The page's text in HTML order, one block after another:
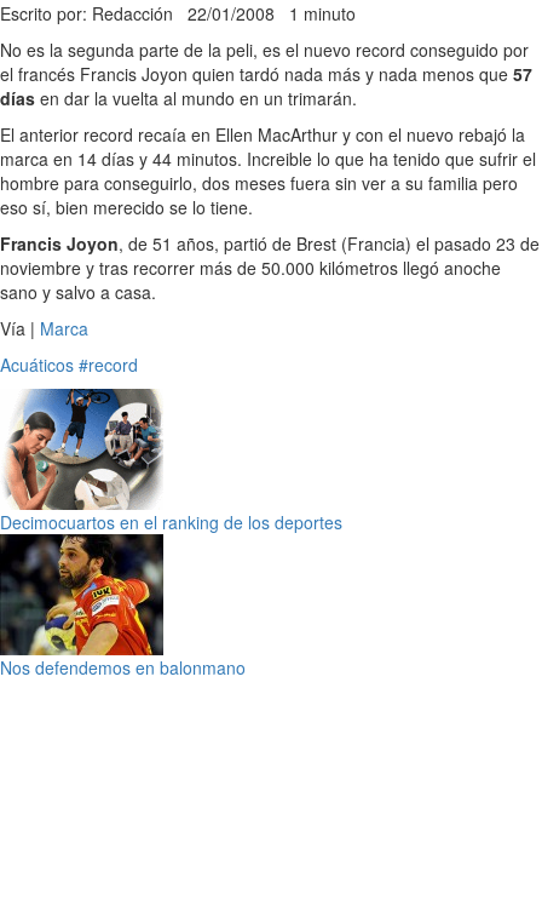
Escrito por: Redacción 22/01/2008 1 minuto
No es la segunda parte de la peli, es el nuevo record conseguido por
el francés Francis Joyon quien tardó nada más y nada menos que 57
días en dar la vuelta al mundo en un trimarán.
El anterior record recaía en Ellen MacArthur y con el nuevo rebajó la
marca en 14 días y 44 minutos. Increible lo que ha tenido que sufrir el
hombre para conseguirlo, dos meses fuera sin ver a su familia pero
eso sí, bien merecido se lo tiene.
Francis Joyon, de 51 años, partió de Brest (Francia) el pasado 23 de
noviembre y tras recorrer más de 50.000 kilómetros llegó anoche
sano y salvo a casa.
Vía | Marca
Acuáticos #record
Decimocuartos en el ranking de los deportes
Nos defendemos en balonmano